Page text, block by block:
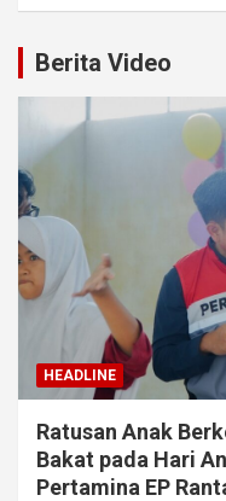
Berita Video
HEADLINE
Ratusan Anak
Bakat pada Hari
Pertamina EP